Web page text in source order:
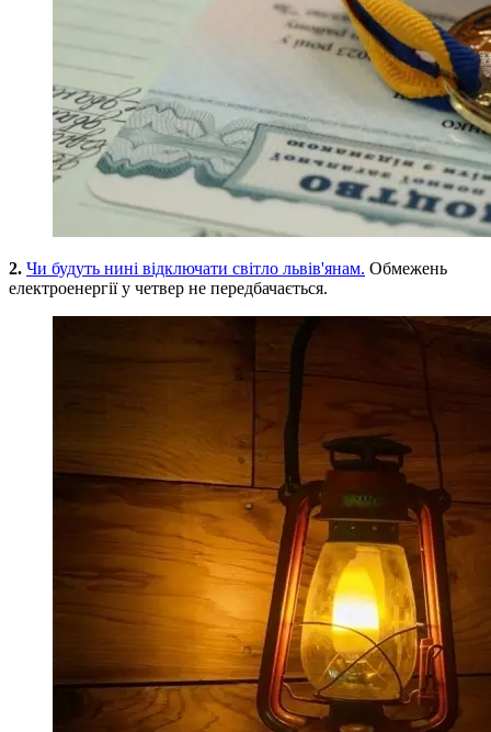
2. Чи будуть нині відключати світло львів'янам. Обмежень
електроенергії у четвер не передбачається.